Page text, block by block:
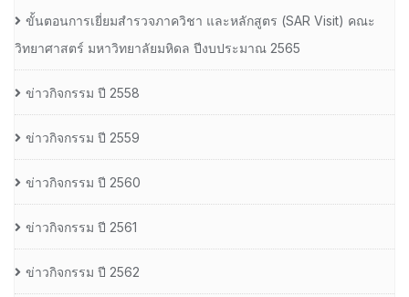
ขั้นตอนการเยี่ยมสำรวจภาควิชา และหลักสูตร (SAR Visit) คณะ
วิทยาศาสตร์ มหาวิทยาลัยมหิดล ปีงบประมาณ 2565
ข่าวกิจกรรม ปี 2558
ข่าวกิจกรรม ปี 2559
ข่าวกิจกรรม ปี 2560
ข่าวกิจกรรม ปี 2561
ข่าวกิจกรรม ปี 2562